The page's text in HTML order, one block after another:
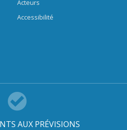
Acteurs
Accessibilité
AUX PRÉVISIONS